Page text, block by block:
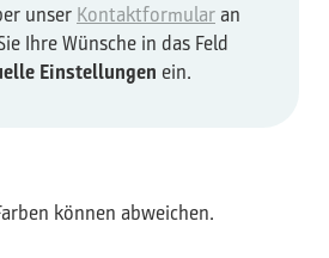
unser Kontaktformular an
Ihre Wünsche in das Feld
Einstellungen ein.
können abweichen.